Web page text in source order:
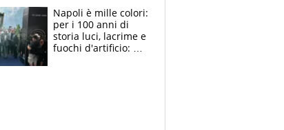
bigliettini
Napoli è mille colori:
per i 100 anni di
storia luci, lacrime e
fuochi d'artificio: De